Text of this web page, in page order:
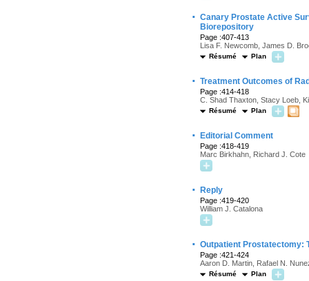
· Canary Prostate Active
Biorepository
Page :407-413
Lisa F. Newcomb, James D.
Résumé Plan
· Treatment Outcomes of
Page :414-418
C. Shad Thaxton, Stacy Loeb,
Résumé Plan
· Editorial Comment
Page :418-419
Marc Birkhahn, Richard J. Cote
· Reply
Page :419-420
William J. Catalona
· Outpatient Prostatectomy:
Page :421-424
Aaron D. Martin, Rafael N.
Résumé Plan